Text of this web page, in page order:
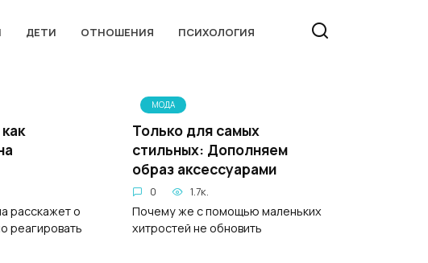
ДЕТИ ОТНОШЕНИЯ ПСИХОЛОГИЯ
расскажет о
реагировать
МОДА
Только для самых
стильных: Дополняем
образ аксессуарами
0 1.7к.
Почему же с помощью маленьких
хитростей не обновить